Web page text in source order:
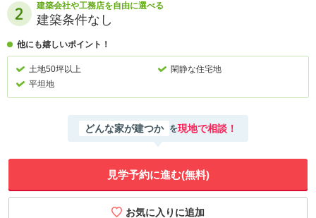
建築会社や工務店を自由に選べる
建築条件なし
他にも嬉しいポイント！
土地50坪以上
閑静な住宅地
平坦地
どんな家が建つか を現地で相談！
見学予約に進む(無料)